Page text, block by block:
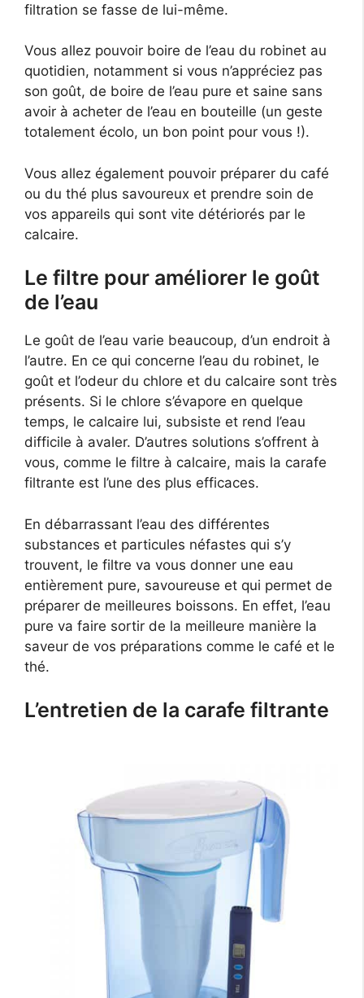
filtration se fasse de lui-même.
Vous allez pouvoir boire de l’eau du robinet au
quotidien, notamment si vous n’appréciez pas
son goût, de boire de l’eau pure et saine sans
avoir à acheter de l’eau en bouteille (un geste
totalement écolo, un bon point pour vous !).
Vous allez également pouvoir préparer du café
ou du thé plus savoureux et prendre soin de
vos appareils qui sont vite détériorés par le
calcaire.
Le filtre pour améliorer le goût
de l’eau
Le goût de l’eau varie beaucoup, d’un endroit à
l’autre. En ce qui concerne l’eau du robinet, le
goût et l’odeur du chlore et du calcaire sont très
présents. Si le chlore s’évapore en quelque
temps, le calcaire lui, subsiste et rend l’eau
difficile à avaler. D’autres solutions s’offrent à
vous, comme le filtre à calcaire, mais la carafe
filtrante est l’une des plus efficaces.
En débarrassant l’eau des différentes
substances et particules néfastes qui s’y
trouvent, le filtre va vous donner une eau
entièrement pure, savoureuse et qui permet de
préparer de meilleures boissons. En effet, l’eau
pure va faire sortir de la meilleure manière la
saveur de vos préparations comme le café et le
thé.
L’entretien de la carafe filtrante